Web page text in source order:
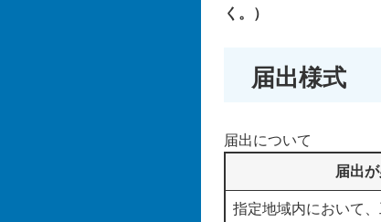
く。）
届出様式
届出について
届出
指定地域内において